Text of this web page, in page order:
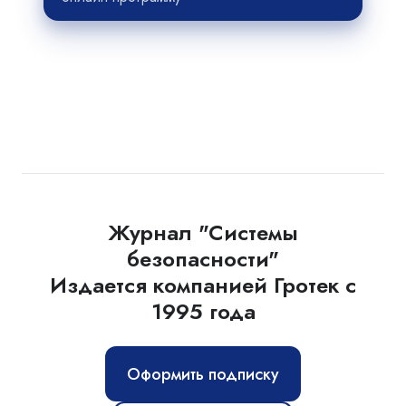
Журнал "Системы
безопасности"
Издается компанией Гротек с
1995 года
Оформить подписку